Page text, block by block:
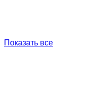
Показать все